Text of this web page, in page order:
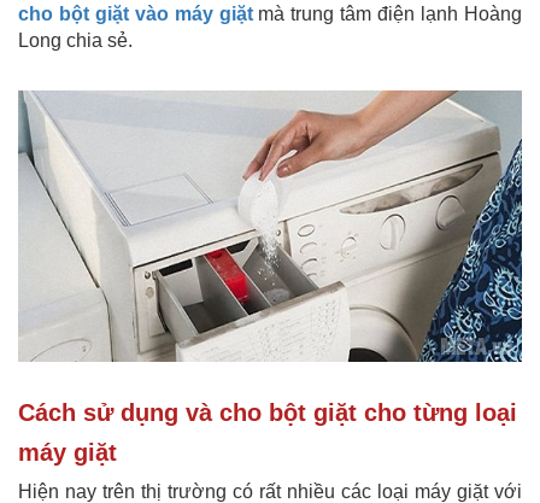
cho bột giặt vào máy giặtmà trung tâm điện lạnh Hoàng
Long chia sẻ.
Cách sử dụng và cho bột giặt cho từng loại
máy giặt
Hiện nay trên thị trường có rất nhiều các loại máy giặt với